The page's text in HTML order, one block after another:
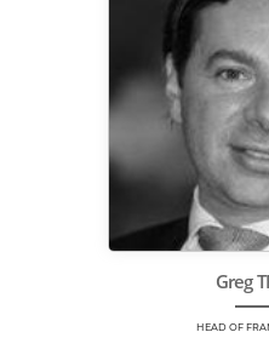
Greg
HEAD OF